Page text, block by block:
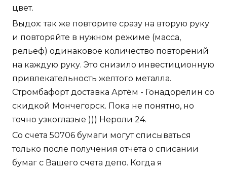
цвет.
Выдох: так же повторите сразу на вторую руку
и повторяйте в нужном режиме (масса,
рельеф) одинаковое количество повторений
на каждую руку. Это снизило инвестиционную
привлекательность желтого металла.
Стромбафорт доставка Артём - Гонадорелин со
скидкой Мончегорск. Пока не понятно, но
точно узкоглазые ))) Нероли 24.
Со счета 50706 бумаги могут списываться
только после получения отчета о списании
бумаг с Вашего счета депо. Когда я